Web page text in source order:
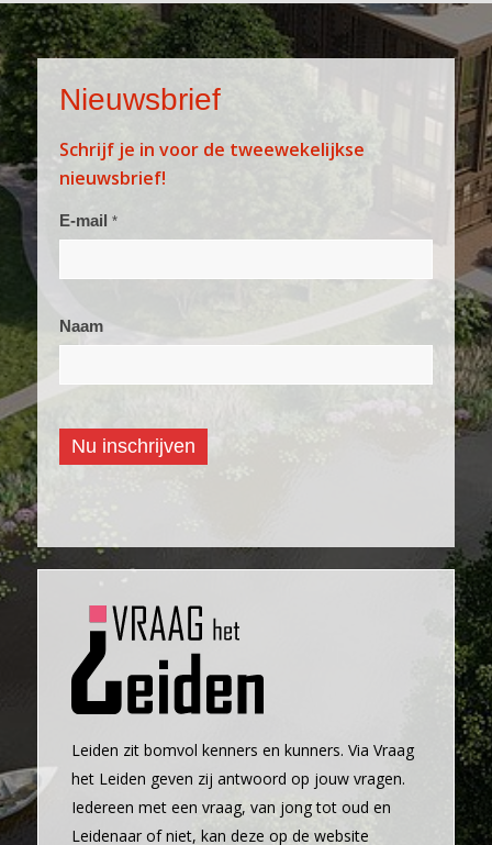
Nieuwsbrief
Schrijf je in voor de tweewekelijkse
nieuwsbrief!
Aanmelden
E-mail *
Naam
Nu inschrijven
Leiden zit bomvol kenners en kunners. Via Vraag
het Leiden geven zij antwoord op jouw vragen.
Iedereen met een vraag, van jong tot oud en
Leidenaar of niet, kan deze op de website